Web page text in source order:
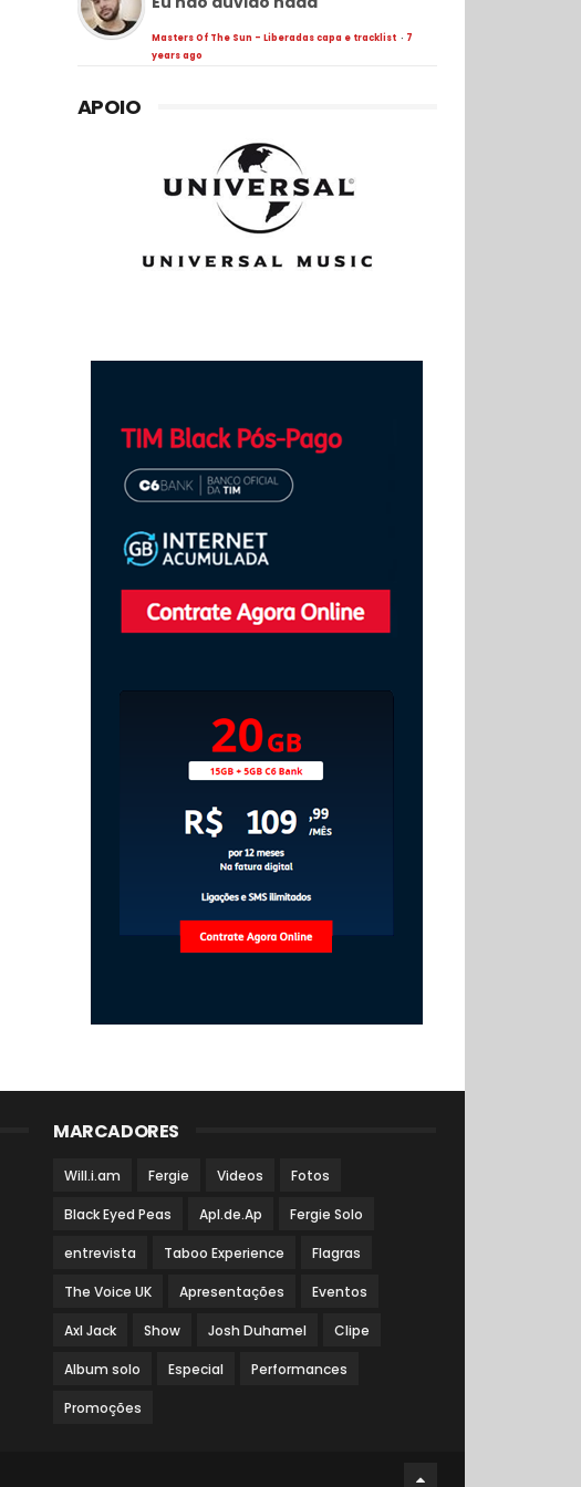
Masters Of The Sun - Liberadas capa e tracklist · 7
years ago
APOIO
MARCADORES
Will.i.am Fergie Videos Fotos
Black Eyed Peas Apl.de.Ap Fergie Solo
entrevista Taboo Experience Flagras
The Voice UK Apresentações Eventos
Axl Jack Show Josh Duhamel Clipe
Album solo Especial Performances
Promoções